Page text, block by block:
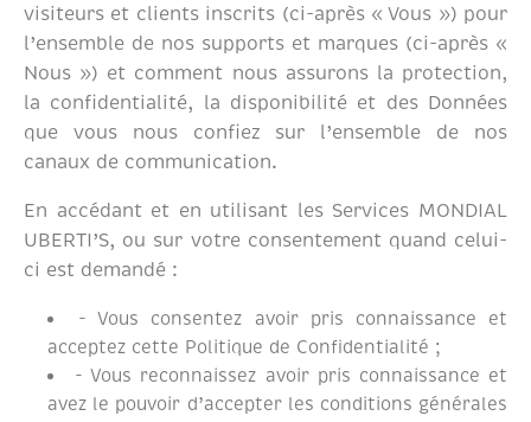
visiteurs et clients inscrits (ci-après « Vous ») pour
l’ensemble de nos supports et marques (ci-après «
Nous ») et comment nous assurons la protection,
la confidentialité, la disponibilité et des Données
que vous nous confiez sur l’ensemble de nos
canaux de communication.
En accédant et en utilisant les Services MONDIAL
UBERTI’S, ou sur votre consentement quand celui-
ci est demandé :
- Vous consentez avoir pris connaissance et
acceptez cette Politique de Confidentialité ;
- Vous reconnaissez avoir pris connaissance et
avez le pouvoir d’accepter les conditions générales